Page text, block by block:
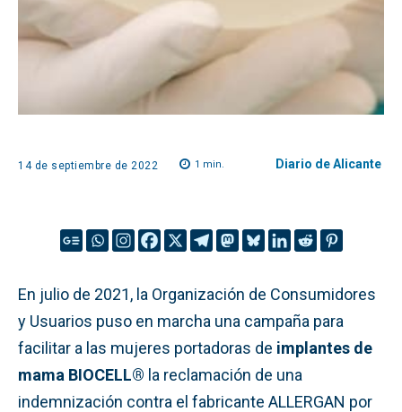
14 de septiembre de 2022 1 min. Diario de Alicante
En julio de 2021, la Organización de Consumidores
y Usuarios puso en marcha una campaña para
facilitar a las mujeres portadoras de implantes de
mama BIOCELL® la reclamación de una
indemnización contra el fabricante ALLERGAN por